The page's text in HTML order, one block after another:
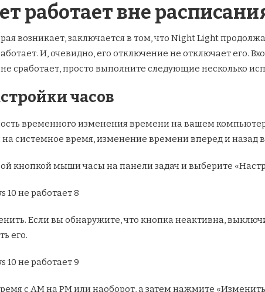
работает вне
возникает, заключается в том, что Night Light
И, очевидно, его отключение не отключает его.
сработает, просто выполните следующие несколько
часов
временного изменения времени на вашем
системное время, изменение времени вперед и назад
кнопкой мыши часы на панели задач и выберите
Если вы обнаружите, что кнопка неактивна,
его.
с AM на PM или наоборот, а затем нажмите